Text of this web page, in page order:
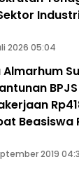
2026 05:04
Almarhum
BPJS
Beasiswa
2019